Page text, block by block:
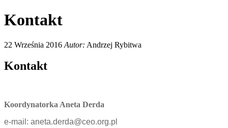
Kontakt
22 Września 2016 Autor: Andrzej Rybitwa
Kontakt
Koordynatorka Aneta Derda
e-mail: aneta.derda@ceo.org.pl